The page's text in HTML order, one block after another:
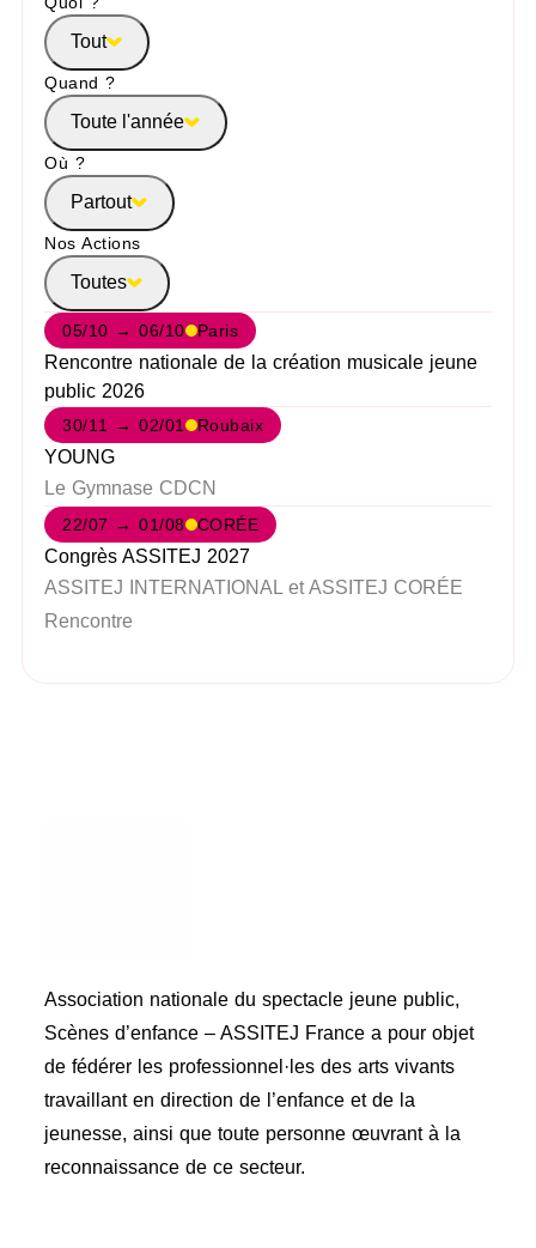
Tout
Quand ?
Toute l'année
Où ?
Partout
Nos Actions
Toutes
05/10 → 06/10 Paris
Rencontre nationale de la création musicale jeune
public 2026
30/11 → 02/01 Roubaix
YOUNG
Le Gymnase CDCN
22/07 → 01/08 CORÉE
Congrès ASSITEJ 2027
ASSITEJ INTERNATIONAL et ASSITEJ CORÉE
Rencontre
Association nationale du spectacle jeune public,
Scènes d’enfance – ASSITEJ France a pour objet
de fédérer les professionnel·les des arts vivants
travaillant en direction de l’enfance et de la
jeunesse, ainsi que toute personne œuvrant à la
reconnaissance de ce secteur.